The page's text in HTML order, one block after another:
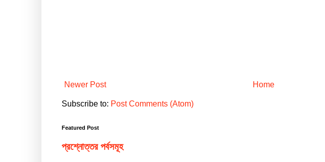
Newer Post Home
Subscribe to: Post Comments (Atom)
Featured Post
প্রশ্নোত্তর পর্বসমূহ